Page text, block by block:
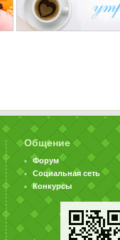
Общение
Форум
Социальная сеть
Конкурсы